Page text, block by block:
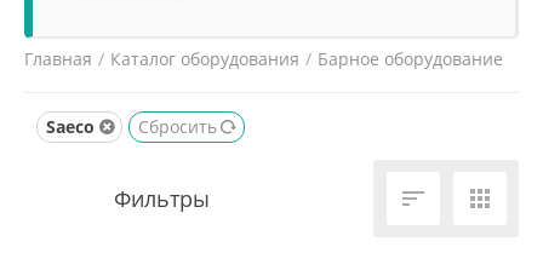
Главная / Каталог оборудования / Барное оборудование
Saeco
Сбросить
 